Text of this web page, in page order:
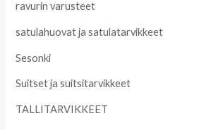
ravurin varusteet
satulahuovat ja satulatarvikkeet
Sesonki
Suitset ja suitsitarvikkeet
TALLITARVIKKEET